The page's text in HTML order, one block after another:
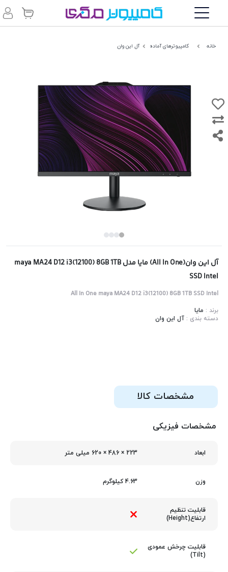
خانه کامپیوترهای آماده آل این وان
آل این وان(All In One) مایا مدل maya MA24 D12 i3(12100) 8GB 1TB
SSD Intel
All In One maya MA24 D12 i3(12100) 8GB 1TB SSD Intel
برند : مایا
دسته بندی :آل این وان
مشخصات کالا
مشخصات فیزیکی
ابعاد 223 × 486 × 620 میلی‌ متر
وزن 4.63 کیلوگرم
قابلیت تنظیم
ارتفاع(Height)
قابلیت چرخش عمودی
(Tilt)